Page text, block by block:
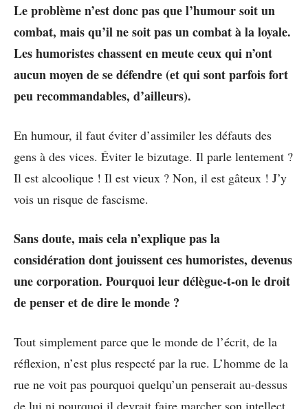
Le problème n’est donc pas que l’humour soit un
combat, mais qu’il ne soit pas un combat à la loyale.
Les humoristes chassent en meute ceux qui n’ont
aucun moyen de se défendre (et qui sont parfois fort
peu recommandables, d’ailleurs).
En humour, il faut éviter d’assimiler les défauts des
gens à des vices. Éviter le bizutage. Il parle lentement ?
Il est alcoolique ! Il est vieux ? Non, il est gâteux ! J’y
vois un risque de fascisme.
Sans doute, mais cela n’explique pas la
considération dont jouissent ces humoristes, devenus
une corporation. Pourquoi leur délègue-t-on le droit
de penser et de dire le monde ?
Tout simplement parce que le monde de l’écrit, de la
réflexion, n’est plus respecté par la rue. L’homme de la
rue ne voit pas pourquoi quelqu’un penserait au-dessus
de lui ni pourquoi il devrait faire marcher son intellect